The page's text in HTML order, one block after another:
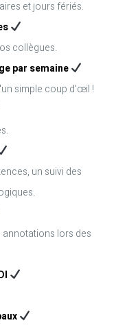
et jours fériés.
collègues.
par semaine
simple coup d'œil !
un suivi des
annotations lors des